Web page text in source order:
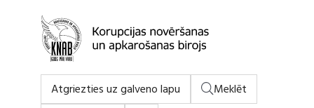
Atgriezties uz galveno lapu
Meklēt